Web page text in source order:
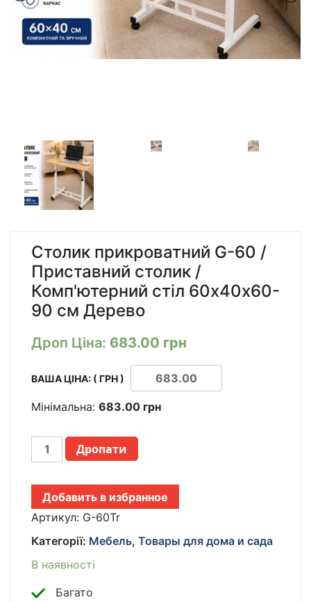
Столик прикроватний G-60 /
Приставний столик /
Комп'ютерний стіл 60х40х60-
90 см Дерево
Дроп Ціна: 683.00 грн
ВАША ЦІНА: ( ГРН )
Мінімальна: 683.00 грн
СТОЛИК
ПРИКРОВАТНЫЙ
60
ПРИСТАВНОЙ
/
КОМПЬЮТЕРНЫЙ
60Х40Х60-
Дропати
Добавить в избранное
Артикул: G-60Tr
Категорії: Мебель, Товары для дома и сада
В наявності
Багато